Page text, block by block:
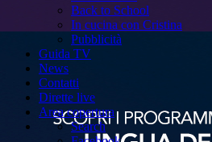
Back to School
In cucina con Cristina
Pubblicità
Guida TV
News
Contatti
Dirette live
Area copertura
Search